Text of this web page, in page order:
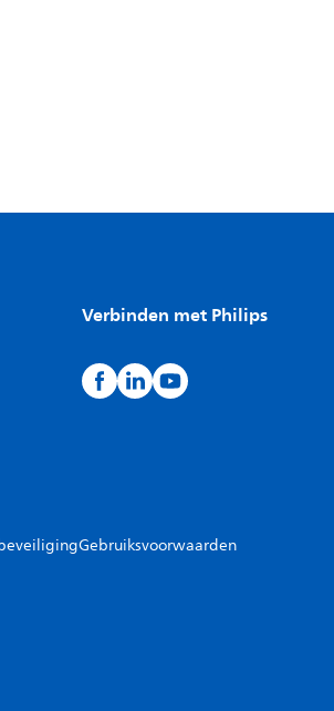
Verbinden met Philips
Gebruiksvoorwaarden